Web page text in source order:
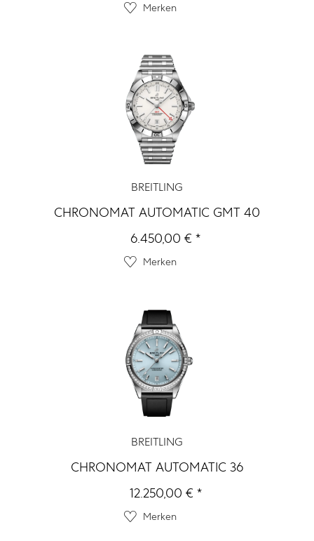
Merken
BREITLING
CHRONOMAT AUTOMATIC GMT 40
6.450,00 € *
Merken
BREITLING
CHRONOMAT AUTOMATIC 36
12.250,00 € *
Merken